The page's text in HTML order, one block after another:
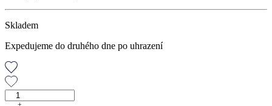
Skladem
Expedujeme do druhého dne po uhrazení
Lípa